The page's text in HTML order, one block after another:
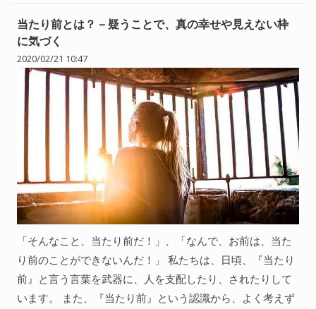
当たり前とは？ – 疑うことで、真の幸せや見えない枠
に気づく
2020/02/21 10:47
「そんなこと、当たり前だ！」、「なんで、お前は、当た
り前のことができないんだ！」 私たちは、日頃、『当たり
前』と言う言葉を武器に、人を支配したり、されたりして
います。 また、『当たり前』という認識から、よく考えず